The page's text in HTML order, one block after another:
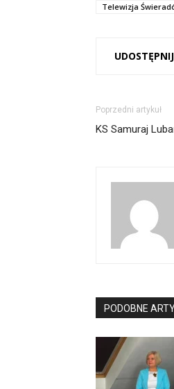
Telewizja
UDOSTĘPNIJ
Poprzedni artykuł
KS Samuraj
PODOBNE